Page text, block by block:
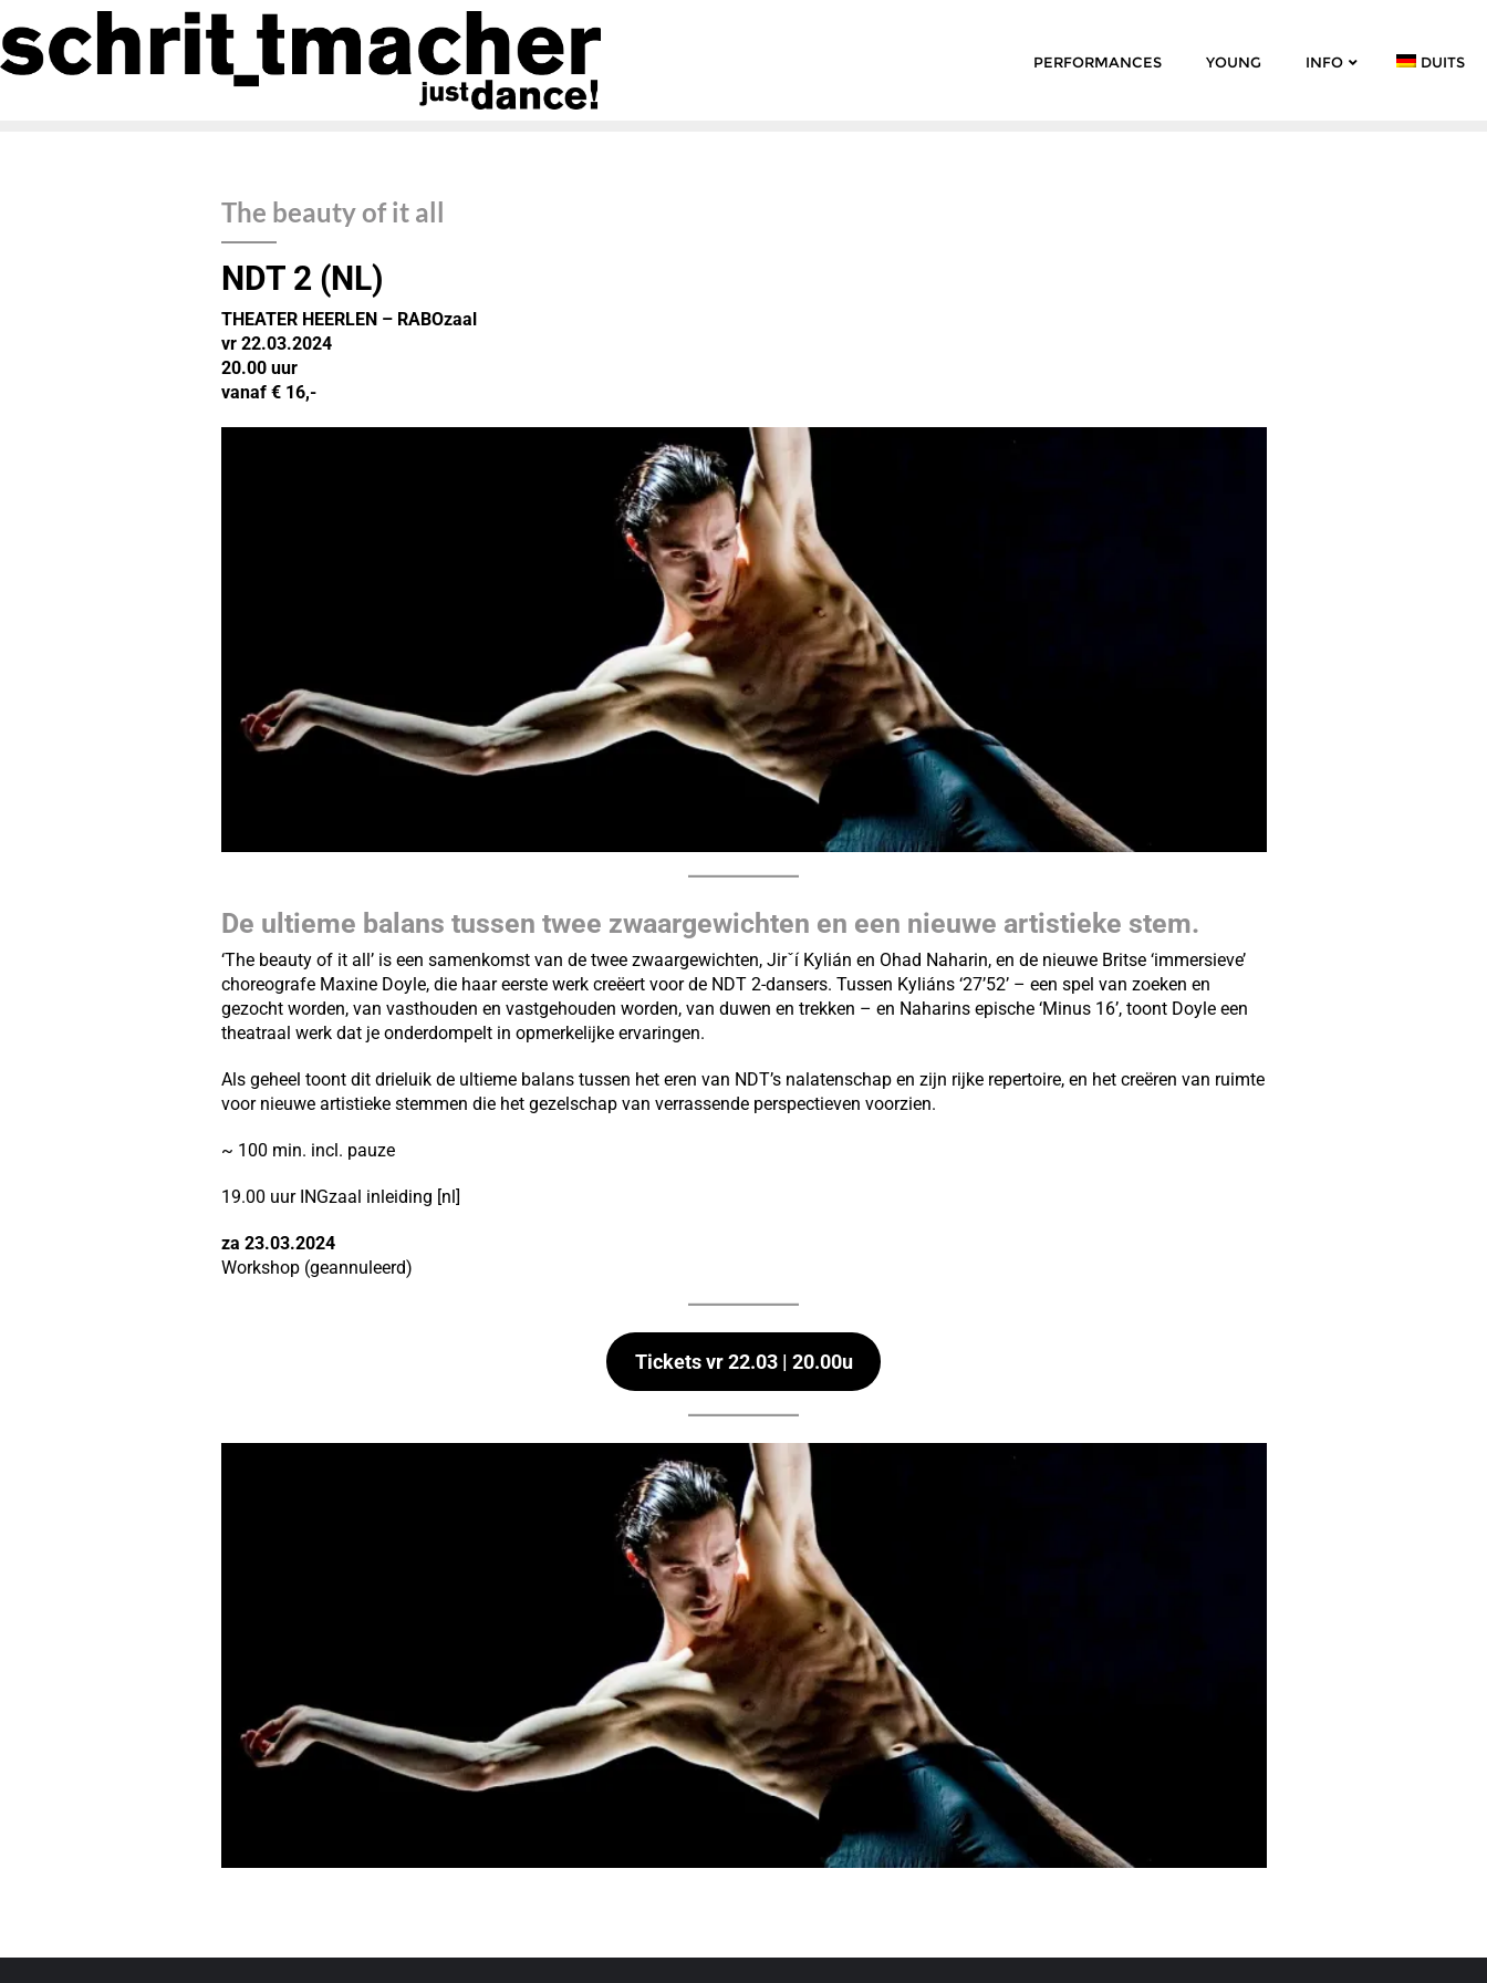
PERFORMANCES YOUNG INFO DUITS
The beauty of it all
NDT 2 (NL)
THEATER HEERLEN – RABOzaal
vr 22.03.2024
20.00 uur
vanaf € 16,-
De ultieme balans tussen twee zwaargewichten en een nieuwe artistieke stem.
‘The beauty of it all’ is een samenkomst van de twee zwaargewichten, Jirˇí Kylián en Ohad Naharin, en de nieuwe Britse ‘immersieve’
choreografe Maxine Doyle, die haar eerste werk creëert voor de NDT 2-dansers. Tussen Kyliáns ‘27’52’ – een spel van zoeken en
gezocht worden, van vasthouden en vastgehouden worden, van duwen en trekken – en Naharins epische ‘Minus 16’, toont Doyle een
theatraal werk dat je onderdompelt in opmerkelijke ervaringen.
Als geheel toont dit drieluik de ultieme balans tussen het eren van NDT’s nalatenschap en zijn rijke repertoire, en het creëren van ruimte
voor nieuwe artistieke stemmen die het gezelschap van verrassende perspectieven voorzien.
~ 100 min. incl. pauze
19.00 uur INGzaal inleiding [nl]
za 23.03.2024
Workshop (geannuleerd)
Tickets vr 22.03 | 20.00u